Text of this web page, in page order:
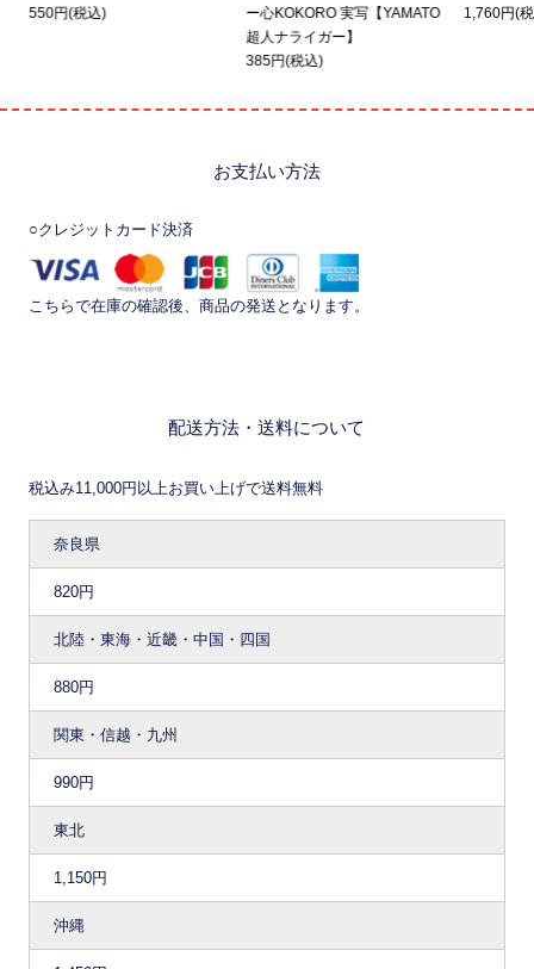
550円(税込)
ー心KOKORO 実写【YAMATO
超人ナライガー】
385円(税込)
1,760円(
お支払い方法
○クレジットカード決済
こちらで在庫の確認後、商品の発送となります。
配送方法・送料について
税込み11,000円以上お買い上げで送料無料
奈良県
820円
北陸・東海・近畿・中国・四国
880円
関東・信越・九州
990円
東北
1,150円
沖縄